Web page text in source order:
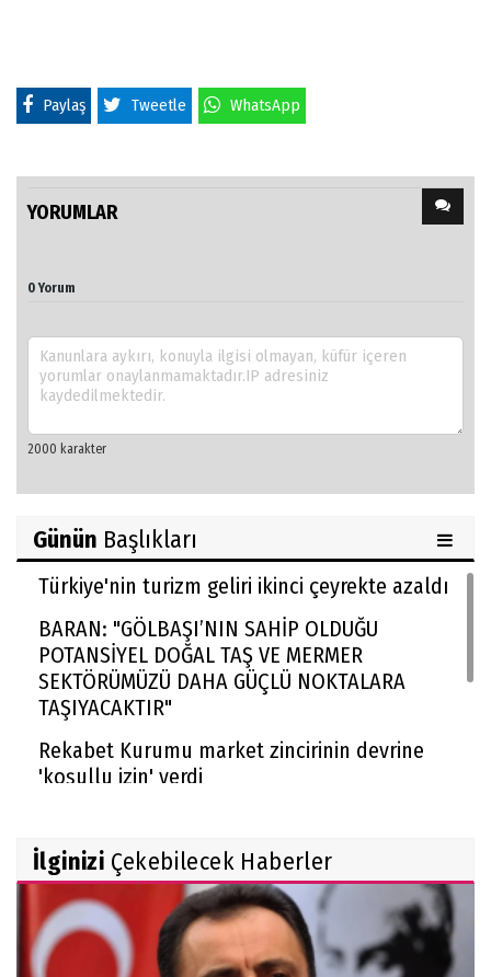
Paylaş Tweetle WhatsApp
YORUMLAR
0 Yorum
Günün Başlıkları
Türkiye'nin turizm geliri ikinci çeyrekte azaldı
BARAN: "GÖLBAŞI’NIN SAHİP OLDUĞU
POTANSİYEL DOĞAL TAŞ VE MERMER
SEKTÖRÜMÜZÜ DAHA GÜÇLÜ NOKTALARA
TAŞIYACAKTIR"
Rekabet Kurumu market zincirinin devrine
'koşullu izin' verdi
incelemesi istedi
Trendyol 1. Lig'de yeni sezon başlıyor
İlginizi Çekebilecek Haberler